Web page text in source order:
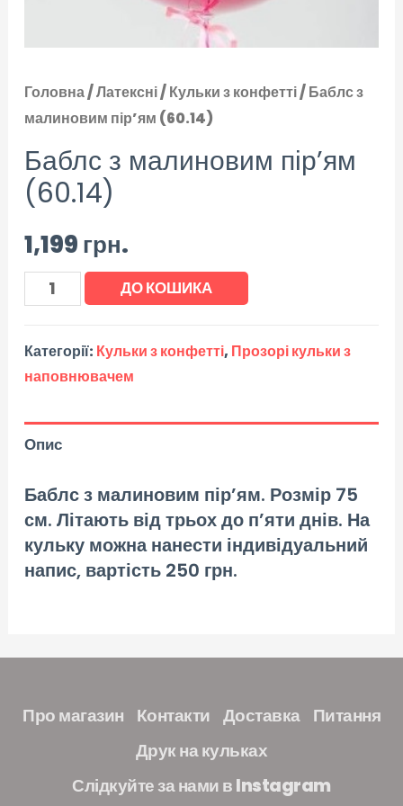
Головна/Латексні/Кульки з конфетті/ Баблс з
малиновим пір’ям (60.14)
Баблс з малиновим пір’ям
(60.14)
1,199грн.
ДО КОШИКА
Категорії: Кульки з конфетті, Прозорі кульки з
наповнювачем
Опис
Баблс з малиновим пір’ям. Розмір 75
см. Літають від трьох до п’яти днів. На
кульку можна нанести індивідуальний
напис, вартість 250 грн.
Про магазин Контакти Доставка Питання
Друк на кульках
Слідкуйте за нами в Instagram